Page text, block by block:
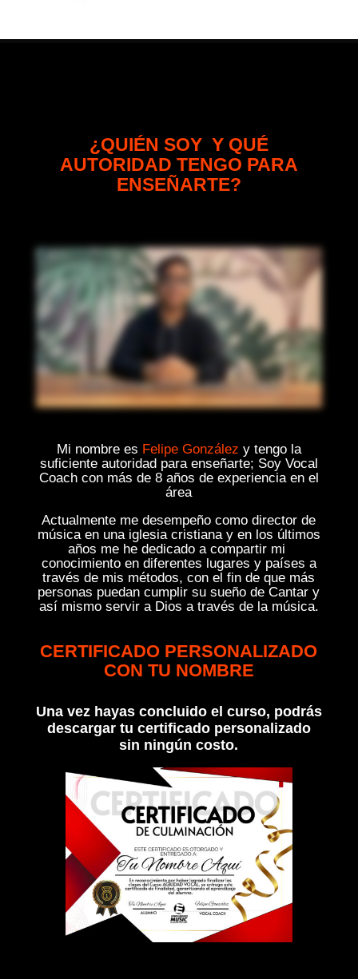
¿QUIÉN SOY Y QUÉ
AUTORIDAD TENGO PARA
ENSEÑARTE?
Mi nombre es Felipe González y tengo la
suficiente autoridad para enseñarte; Soy Vocal
Coach con más de 8 años de experiencia en el
área
Actualmente me desempeño como director de
música en una iglesia cristiana y en los últimos
años me he dedicado a compartir mi
conocimiento en diferentes lugares y países a
través de mis métodos, con el fin de que más
personas puedan cumplir su sueño de Cantar y
así mismo servir a Dios a través de la música.
CERTIFICADO PERSONALIZADO
CON TU NOMBRE
Una vez hayas concluido el curso, podrás
descargar tu certificado personalizado
sin ningún costo.